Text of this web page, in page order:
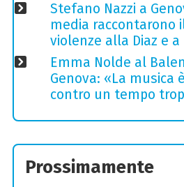
Stefano Nazzi a
media raccontarono
violenze alla Diaz e
Emma Nolde al
Genova: «La musica
contro un tempo
Prossimamente